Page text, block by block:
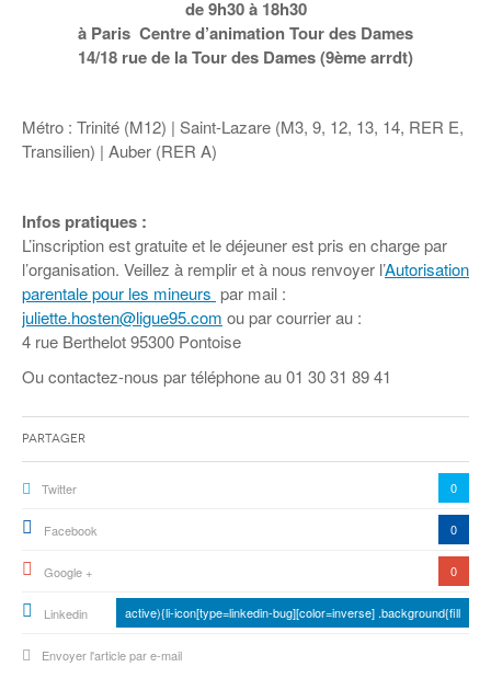
Malle pédagogique « Parcours d’exils
d’hier et d’aujourd’hui »
Espace bénévoles
Story play’r
Lutte contre l’illettrisme
Education aux médias
Les veilleurs de l’info
Education verte
… Formations BAFD
Actualités loisirs
de 9h30 à 18h30
à Paris Centre d’animation Tour des Dames
14/18 rue de la Tour des Dames (9ème arrdt)
Métro : Trinité (M12) | Saint-Lazare (M3, 9, 12, 13, 14, RER E,
Transilien) | Auber (RER A)
Infos pratiques :
L’inscription est gratuite et le déjeuner est pris en charge par
l’organisation. Veillez à remplir et à nous renvoyer l’Autorisation
parentale pour les mineurs par mail :
juliette.hosten@ligue95.com ou par courrier au :
4 rue Berthelot 95300 Pontoise
Ou contactez-nous par téléphone au 01 30 31 89 41
Partager
Twitter 0
Facebook 0
Google + 0
Linkedin active){li-icon[type=linkedin-bug][color=inverse] .background{fill
Envoyer l'article par e-mail